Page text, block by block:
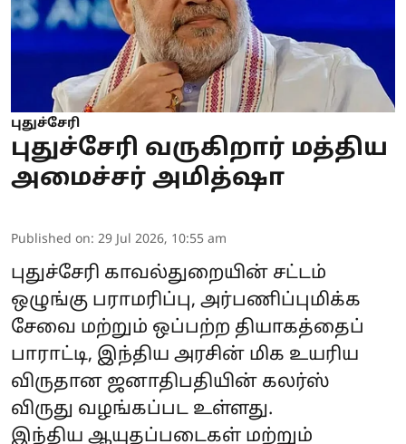
புதுச்சேரி
புதுச்சேரி வருகிறார் மத்திய
அமைச்சர் அமித்ஷா
Published on: 29 Jul 2026, 10:55 am
புதுச்சேரி காவல்துறையின் சட்டம்
ஒழுங்கு பராமரிப்பு, அர்பணிப்புமிக்க
சேவை மற்றும் ஒப்பற்ற தியாகத்தைப்
பாராட்டி, இந்திய அரசின் மிக உயரிய
விருதான ஜனாதிபதியின் கலர்ஸ்
விருது வழங்கப்பட உள்ளது.
இந்திய ஆயுதப்படைகள் மற்றும்